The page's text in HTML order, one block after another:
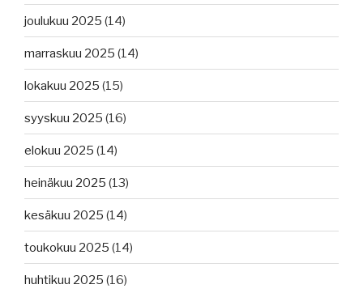
joulukuu 2025 (14)
marraskuu 2025 (14)
lokakuu 2025 (15)
syyskuu 2025 (16)
elokuu 2025 (14)
heinäkuu 2025 (13)
kesäkuu 2025 (14)
toukokuu 2025 (14)
huhtikuu 2025 (16)